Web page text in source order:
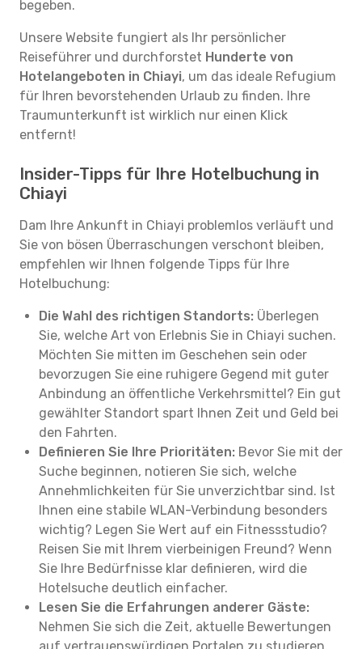
begeben.
Unsere Website fungiert als Ihr persönlicher
Reiseführer und durchforstet Hunderte von
Hotelangeboten in Chiayi, um das ideale Refugium
für Ihren bevorstehenden Urlaub zu finden. Ihre
Traumunterkunft ist wirklich nur einen Klick
entfernt!
Insider-Tipps für Ihre Hotelbuchung in
Chiayi
Dam Ihre Ankunft in Chiayi problemlos verläuft und
Sie von bösen Überraschungen verschont bleiben,
empfehlen wir Ihnen folgende Tipps für Ihre
Hotelbuchung:
Die Wahl des richtigen Standorts: Überlegen
Sie, welche Art von Erlebnis Sie in Chiayi suchen.
Möchten Sie mitten im Geschehen sein oder
bevorzugen Sie eine ruhigere Gegend mit guter
Anbindung an öffentliche Verkehrsmittel? Ein gut
gewählter Standort spart Ihnen Zeit und Geld bei
den Fahrten.
Definieren Sie Ihre Prioritäten: Bevor Sie mit der
Suche beginnen, notieren Sie sich, welche
Annehmlichkeiten für Sie unverzichtbar sind. Ist
Ihnen eine stabile WLAN-Verbindung besonders
wichtig? Legen Sie Wert auf ein Fitnessstudio?
Reisen Sie mit Ihrem vierbeinigen Freund? Wenn
Sie Ihre Bedürfnisse klar definieren, wird die
Hotelsuche deutlich einfacher.
Lesen Sie die Erfahrungen anderer Gäste:
Nehmen Sie sich die Zeit, aktuelle Bewertungen